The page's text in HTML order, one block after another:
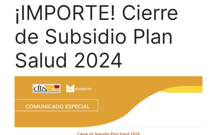
¡IMPORTE! Cierre
de Subsidio Plan
Salud 2024